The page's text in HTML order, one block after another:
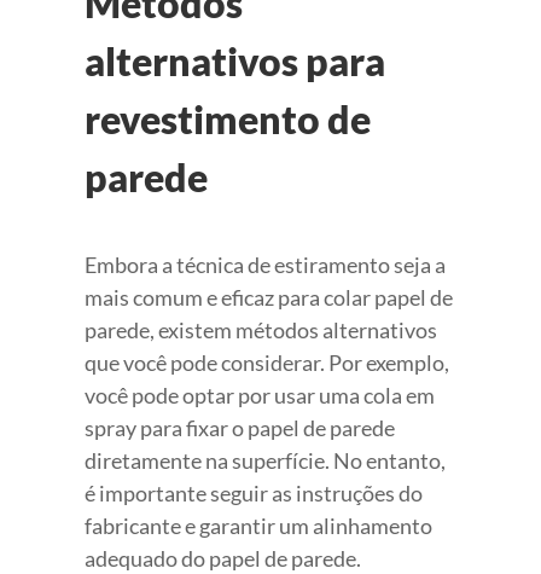
alternativos para
revestimento de
parede
Embora a técnica de estiramento seja a
mais comum e eficaz para colar papel de
parede, existem métodos alternativos
que você pode considerar. Por exemplo,
você pode optar por usar uma cola em
spray para fixar o papel de parede
diretamente na superfície. No entanto,
é importante seguir as instruções do
fabricante e garantir um alinhamento
adequado do papel de parede.